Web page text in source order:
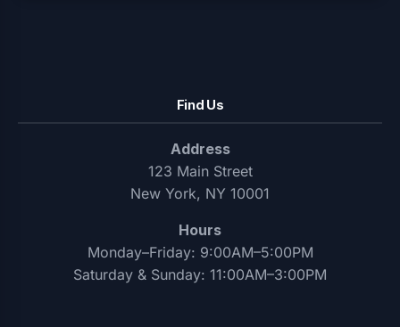
Find Us
Address
123 Main Street
New York, NY 10001
Hours
Monday–Friday: 9:00AM–5:00PM
Saturday & Sunday: 11:00AM–3:00PM